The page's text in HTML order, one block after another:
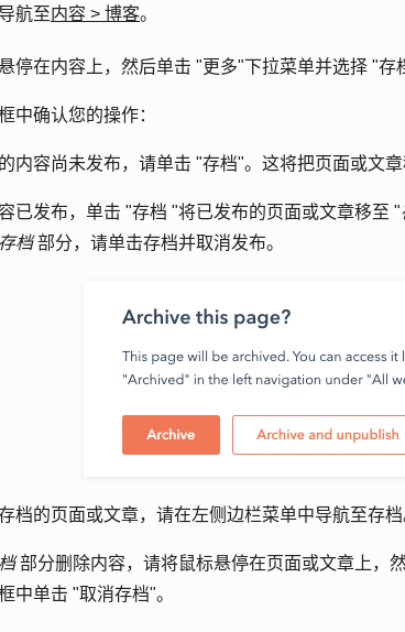
航至内容 > 博客。
停在内容上，然后单击 "更多"下拉菜单并选择 "存
中确认您的操作：
内容尚未发布，请单击 "存档"。这将把页面或文章
已发布，单击 "存档 "将已发布的页面或文章移至 "
存档部分，请单击存档并取消发布。
档的页面或文章，请在左侧边栏菜单中导航至存档
部分删除内容，请将鼠标悬停在页面或文章上，
中单击 "取消存档"。